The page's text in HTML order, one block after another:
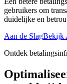
gebruikers om
duidelijke en
Aan de SlagBekijk
Ontdek